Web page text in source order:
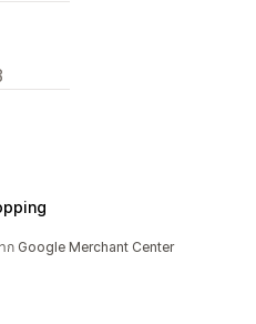
ก Google Merchant Center